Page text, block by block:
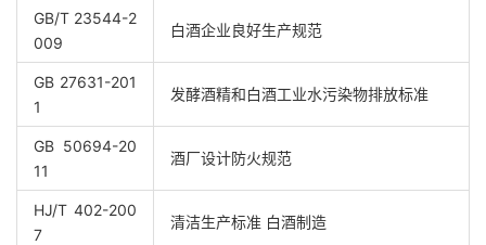
GB/T 23544-2
009
白酒企业良好生产规范
GB 27631-201
1
发酵酒精和白酒工业水污染物排放标准
GB 50694-20
11
酒厂设计防火规范
HJ/T 402-200
7
清洁生产标准 白酒制造